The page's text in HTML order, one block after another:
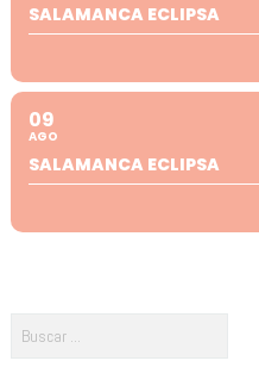
SALAMANCA ECLIPSA
09
AGO
SALAMANCA ECLIPSA